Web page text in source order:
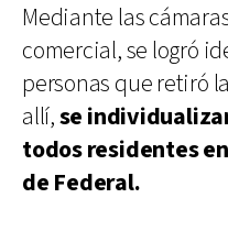
Mediante las
comercial, se logró
personas que retiró
allí,se
todos residentes
de Federal.